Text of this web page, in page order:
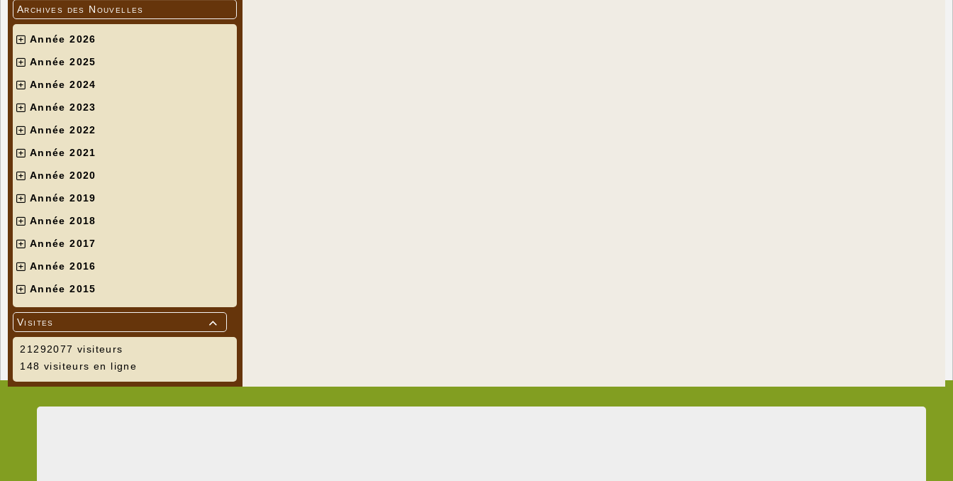
Archives des Nouvelles
Année 2026
Année 2025
Année 2024
Année 2023
Année 2022
Année 2021
Année 2020
Année 2019
Année 2018
Année 2017
Année 2016
Année 2015

Visites
21292077 visiteurs
148 visiteurs en ligne